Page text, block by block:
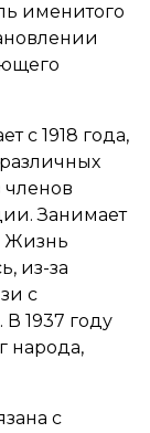
именитого
с 1918 года,
Занимает
Жизнь
из-за
с
1937 году
народа,
с